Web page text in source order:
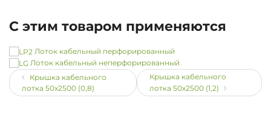
С этим товаром применяются
Лоток кабельный перфорированный
Лоток кабельный неперфорированный
Крышка кабельного
лотка 50х2500 (0,8)
Крышка кабельного
лотка 50х2500 (1,2)